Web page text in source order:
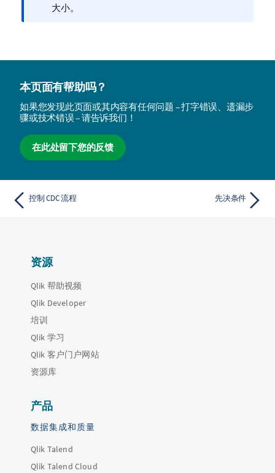
释
大小。
本页面有帮助吗？
如果您发现此页面或其内容有任何问题 – 打字错误、遗漏步
骤或技术错误 – 请告诉我们！
在此处留下您的反馈
控制 CDC 流程 先决条件
资源
Qlik 帮助视频
Qlik Developer
培训
Qlik 学习
Qlik 客户门户网站
资源库
产品
数据集成和质量
Qlik Talend
Qlik Talend Cloud